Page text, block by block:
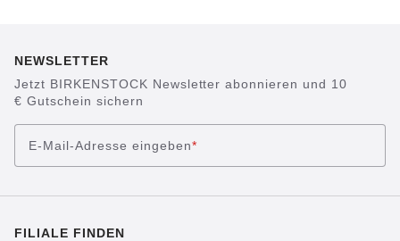
NEWSLETTER
Jetzt BIRKENSTOCK Newsletter abonnieren und 10
€ Gutschein sichern
E-Mail-Adresse eingeben*
FILIALE FINDEN